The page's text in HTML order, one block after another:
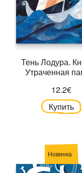
Тень Лодура.
Утраченная
12.2€
Купить
Новинка